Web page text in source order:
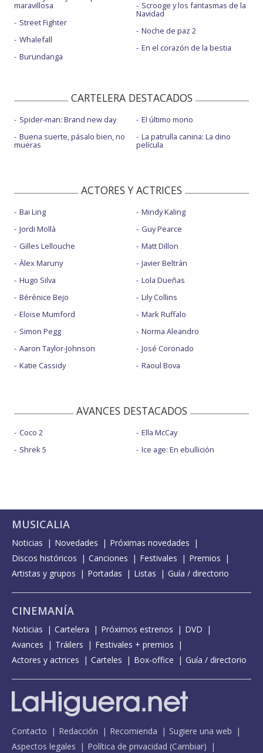
maravillosa
Street Fighter
Whalefall
Burundanga
Scrooge y los fantasmas de la
Navidad
Noche de paz 2
En el corazón de la bestia
CARTELERA DESTACADOS
Spider-man: Brand new day
Buena suerte, pásalo bien, no
mueras
El último mono
La patrulla canina: La dino
película
ACTORES Y ACTRICES
Bai Ling
Jordi Mollà
Gilles Lellouche
Àlex Maruny
Hugo Silva
Bérénice Bejo
Eloise Mumford
Simon Pegg
Aaron Taylor-Johnson
Katie Cassidy
Mindy Kaling
Guy Pearce
Matt Dillon
Javier Beltrán
Lola Dueñas
Lily Collins
Mark Ruffalo
Norma Aleandro
José Coronado
Raoul Bova
AVANCES DESTACADOS
Coco 2
Shrek 5
Ella McCay
Ice age: En ebullición
MUSICALIA
Noticias Novedades
Próximas novedades
Discos históricos
Canciones Festivales
Premios
Artistas y grupos
Portadas Listas Guía / directorio
CINEMANÍA
Noticias Cartelera Próximos estrenos
DVD
Avances
Tráilers
Festivales + premios
Actores y actrices
Carteles Box-office Guía / directorio
Contacto Redacción Recomienda
Sugiere una web
Aspectos legales
Política de privacidad (Cambiar)